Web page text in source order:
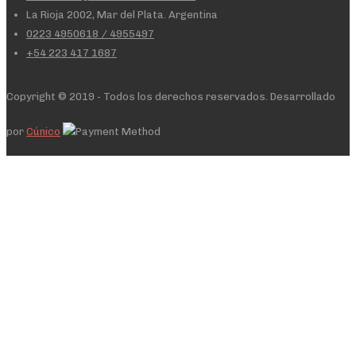
La Rioja 2002, Mar del Plata. Argentina
0223 4950618 / 4955497
+54 223 417 1687
Copyright © 2019 - Todos los derechos reservados. Desarrollado
por Cúnico